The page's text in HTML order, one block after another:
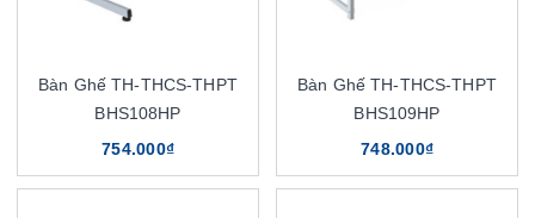
Bàn Ghế TH-THCS-THPT
BHS108HP
754.000₫
Bàn Ghế TH-THCS-THPT
BHS109HP
748.000₫